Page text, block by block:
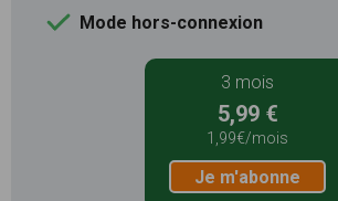
Mode hors-connexion
3 mois
5,99 €
1,99€/mois
Je m'abonne